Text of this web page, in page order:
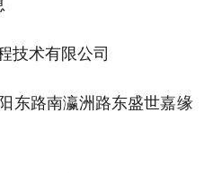
技术有限公司
东路南瀛洲路东盛世嘉缘